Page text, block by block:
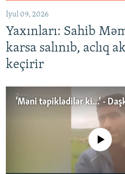
İyul 09, 2026
Yaxınları: Sahib
karsa salınıb, aclıq
keçirir
No media source